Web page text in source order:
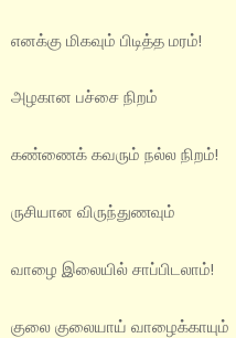
எனக்கு மிகவும் பிடித்த மரம்!
அழகான பச்சை நிறம்
கண்ணைக் கவரும் நல்ல நிறம்!
ருசியான விருந்துணவும்
வாழை இலையில் சாப்பிடலாம்!
குலை குலையாய் வாழைக்காயும்